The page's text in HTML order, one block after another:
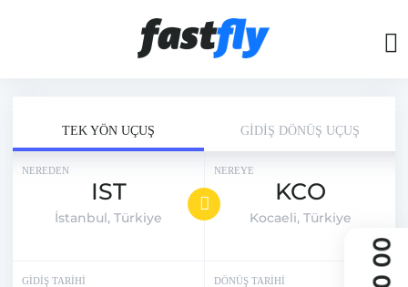
TEK YÖN UÇUŞ GİDİŞ DÖNÜŞ UÇUŞ
NEREDEN
IST
İstanbul, Türkiye
NEREYE
KCO
Kocaeli, Türkiye
GİDİŞ TARİHİ DÖNÜŞ TARİHİ